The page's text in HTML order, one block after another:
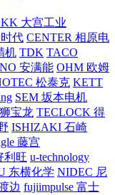
大宫工业
代 CENTER 相原电
机 TDK TACO
安满能 OHM 欧姆
松泰克 KETT
SEM 坂本电机
宝龙 TECLOCK 得
ISHIZAKI 石崎
藤宫
利旺 u-technology
东横化学 NIDEC 尼
边 fujiimpulse 富士